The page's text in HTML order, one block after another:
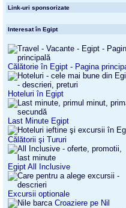
Link-uri sponsorizate
Interesat în Egipt
Călătorie în Egipt - Pagina
Hoteluri în Egipt
Last Minute Egipt
Călătorii şi Tururi
Egipt All Inclusive
Excursii optionale
Croaziere pe Nil